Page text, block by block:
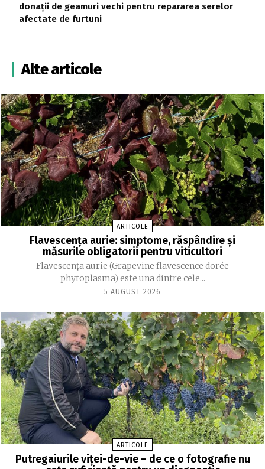
donații de geamuri vechi pentru repararea serelor
afectate de furtuni
Alte articole
ARTICOLE
Flavescența aurie: simptome, răspândire și
măsurile obligatorii pentru viticultori
Flavescența aurie (Grapevine flavescence dorée
phytoplasma) este una dintre cele...
5 AUGUST 2026
ARTICOLE
Putregaiurile viței-de-vie – de ce o fotografie nu